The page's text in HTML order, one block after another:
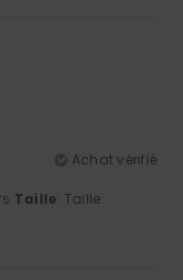
Achat vérifié
Taille: Taille